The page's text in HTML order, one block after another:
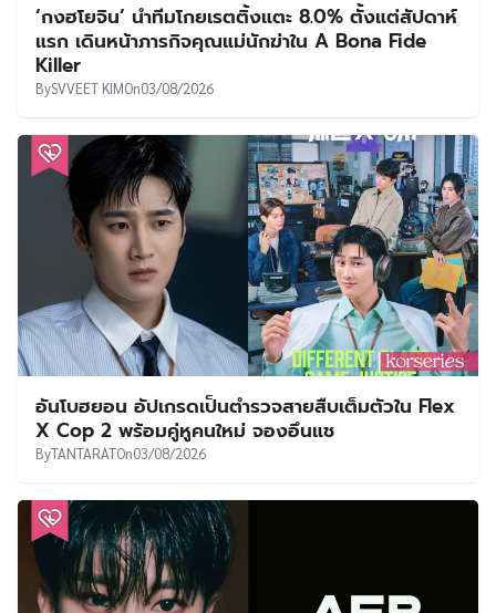
‘กงฮโยจิน’ นำทีมโกยเรตติ้งแตะ 8.0% ตั้งแต่สัปดาห์
แรก เดินหน้าภารกิจคุณแม่นักฆ่าใน A Bona Fide
Killer
BySVVEET KIMOn03/08/2026
อันโบฮยอน อัปเกรดเป็นตำรวจสายสืบเต็มตัวใน Flex
X Cop 2 พร้อมคู่หูคนใหม่ จองอึนแช
ByTANTARATOn03/08/2026